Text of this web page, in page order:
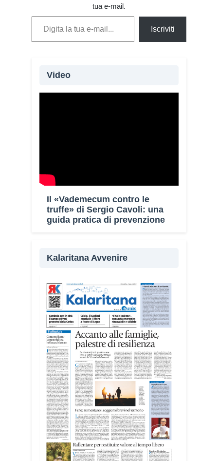
tua e-mail.
Digita la tua e-mail...
Iscriviti
Video
Il «Vademecum contro le
truffe» di Sergio Cavoli: una
guida pratica di prevenzione
Kalaritana Avvenire